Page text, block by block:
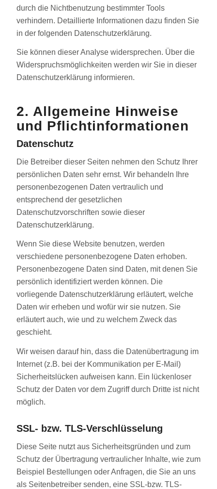
durch die Nichtbenutzung bestimmter Tools
verhindern. Detaillierte Informationen dazu finden Sie
in der folgenden Datenschutzerklärung.
Sie können dieser Analyse widersprechen. Über die
Widerspruchsmöglichkeiten werden wir Sie in dieser
Datenschutzerklärung informieren.
2. Allgemeine Hinweise
und Pflichtinformationen
Datenschutz
Die Betreiber dieser Seiten nehmen den Schutz Ihrer
persönlichen Daten sehr ernst. Wir behandeln Ihre
personenbezogenen Daten vertraulich und
entsprechend der gesetzlichen
Datenschutzvorschriften sowie dieser
Datenschutzerklärung.
Wenn Sie diese Website benutzen, werden
verschiedene personenbezogene Daten erhoben.
Personenbezogene Daten sind Daten, mit denen Sie
persönlich identifiziert werden können. Die
vorliegende Datenschutzerklärung erläutert, welche
Daten wir erheben und wofür wir sie nutzen. Sie
erläutert auch, wie und zu welchem Zweck das
geschieht.
Wir weisen darauf hin, dass die Datenübertragung im
Internet (z.B. bei der Kommunikation per E-Mail)
Sicherheitslücken aufweisen kann. Ein lückenloser
Schutz der Daten vor dem Zugriff durch Dritte ist nicht
möglich.
SSL- bzw. TLS-Verschlüsselung
Diese Seite nutzt aus Sicherheitsgründen und zum
Schutz der Übertragung vertraulicher Inhalte, wie zum
Beispiel Bestellungen oder Anfragen, die Sie an uns
als Seitenbetreiber senden, eine SSL-bzw. TLS-